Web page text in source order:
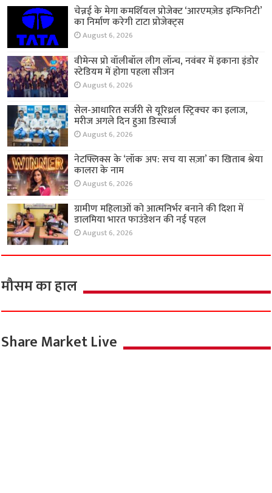
चेन्नई के मेगा कमर्शियल प्रोजेक्ट ‘आरएमज़ेड इन्फिनिटी’
का निर्माण करेगी टाटा प्रोजेक्ट्स
August 6, 2026
वीमेन्स प्रो वॉलीबॉल लीग लॉन्च, नवंबर में इकाना इंडोर
स्टेडियम में होगा पहला सीजन
August 6, 2026
सेल-आधारित सर्जरी से यूरिथ्रल स्ट्रिक्चर का इलाज,
मरीज अगले दिन हुआ डिस्चार्ज
August 6, 2026
नेटफ्लिक्स के ‘लॉक अप: सच या सज़ा’ का खिताब श्रेया
कालरा के नाम
August 6, 2026
ग्रामीण महिलाओं को आत्मनिर्भर बनाने की दिशा में
डालमिया भारत फाउंडेशन की नई पहल
August 6, 2026
मौसम का हाल
Share Market Live